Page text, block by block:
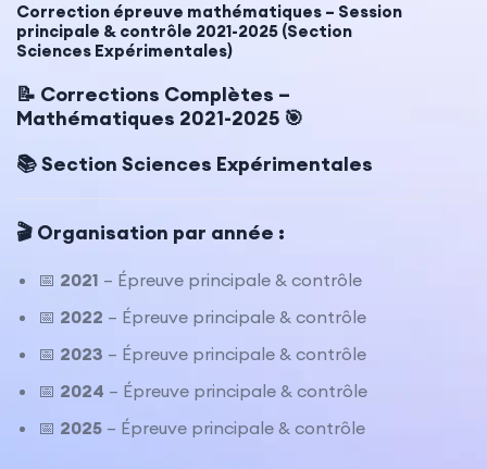
Correction épreuve mathématiques – Session
principale & contrôle 2021-2025 (Section
Sciences Expérimentales)
📝 Corrections Complètes –
Mathématiques 2021-2025 🎯
📚 Section Sciences Expérimentales
🎬 Organisation par année :
📅 2021 – Épreuve principale & contrôle
📅 2022 – Épreuve principale & contrôle
📅 2023 – Épreuve principale & contrôle
📅 2024 – Épreuve principale & contrôle
📅 2025 – Épreuve principale & contrôle